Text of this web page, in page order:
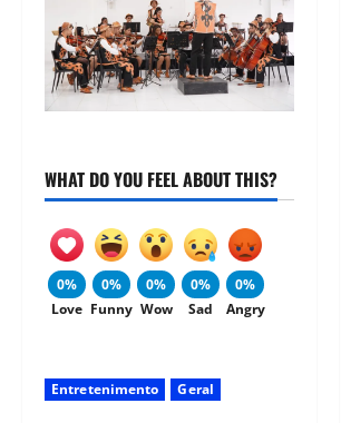
WHAT DO YOU FEEL ABOUT THIS?
0%
Love
0%
Funny
0%
Wow
0%
Sad
0%
Angry
Entretenimento Geral